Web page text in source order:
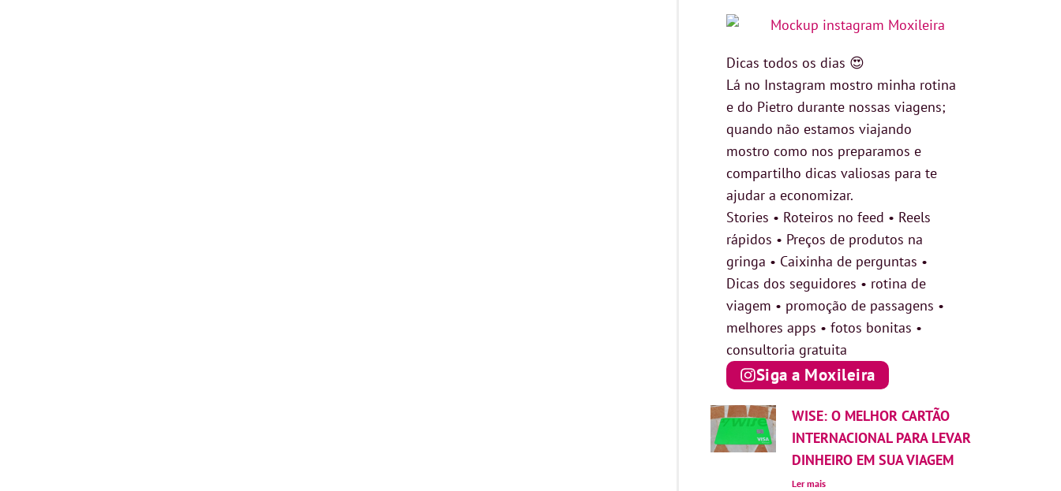
Dicas todos os dias 😍
Lá no Instagram mostro minha rotina
e do Pietro durante nossas viagens;
quando não estamos viajando
mostro como nos preparamos e
compartilho dicas valiosas para te
ajudar a economizar.
Stories • Roteiros no feed • Reels
rápidos • Preços de produtos na
gringa • Caixinha de perguntas •
Dicas dos seguidores • rotina de
viagem • promoção de passagens •
melhores apps • fotos bonitas •
consultoria gratuita
Siga a Moxileira
WISE: O MELHOR CARTÃO
INTERNACIONAL PARA LEVAR
DINHEIRO EM SUA VIAGEM
Ler mais